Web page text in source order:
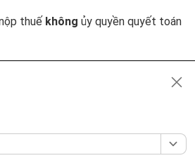
thuế không ủy quyền quyết toán